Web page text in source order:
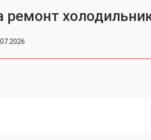
ремонт